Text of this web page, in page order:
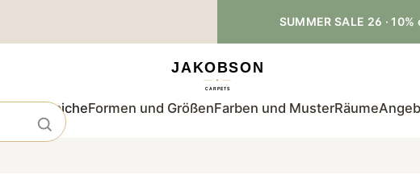
SUMMER SALE 26 ·
OrientteppicheFormen und GrößenFarben und MusterRäume